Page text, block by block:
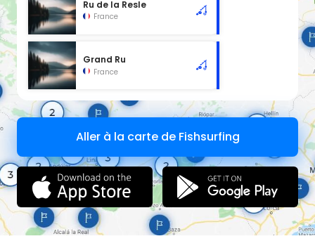
Ru de la Resle
France
Grand Ru
France
Aller à la carte de Fishsurfing